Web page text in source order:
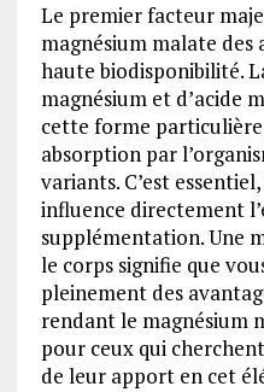
Le premier facteur
magnésium malate des
haute biodisponibilité.
magnésium et d’acide
cette forme
absorption par
variants. C’est
influence directement
supplémentation. Une
le corps signifie que
pleinement des
rendant le magnésium
pour ceux qui
de leur apport en cet